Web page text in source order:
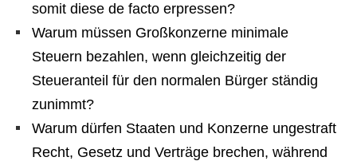
somit diese de facto erpressen?
Warum müssen Großkonzerne minimale
Steuern bezahlen, wenn gleichzeitig der
Steueranteil für den normalen Bürger ständig
zunimmt?
Warum dürfen Staaten und Konzerne ungestraft
Recht, Gesetz und Verträge brechen, während